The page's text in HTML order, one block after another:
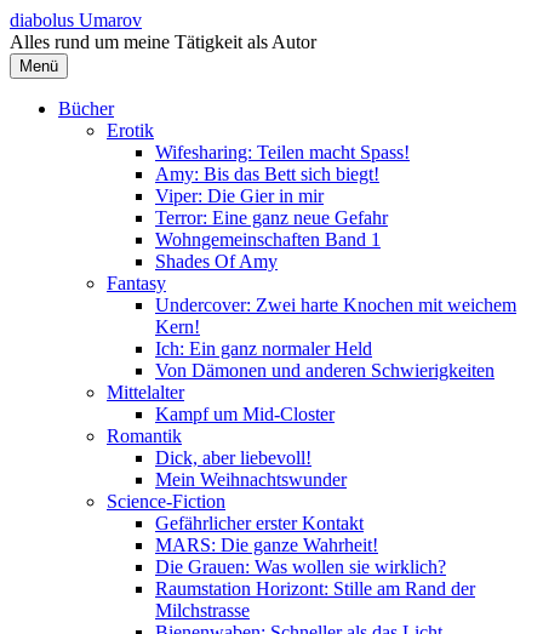
Springe
zum
Inhalt
diabolus Umarov
Alles rund um meine Tätigkeit als Autor
Menü
Bücher
Erotik
Wifesharing: Teilen macht Spass!
Amy: Bis das Bett sich biegt!
Viper: Die Gier in mir
Terror: Eine ganz neue Gefahr
Wohngemeinschaften Band 1
Shades Of Amy
Fantasy
Undercover: Zwei harte Knochen mit weichem
Kern!
Ich: Ein ganz normaler Held
Von Dämonen und anderen Schwierigkeiten
Mittelalter
Kampf um Mid-Closter
Romantik
Dick, aber liebevoll!
Mein Weihnachtswunder
Science-Fiction
Gefährlicher erster Kontakt
MARS: Die ganze Wahrheit!
Die Grauen: Was wollen sie wirklich?
Raumstation Horizont: Stille am Rand der
Milchstrasse